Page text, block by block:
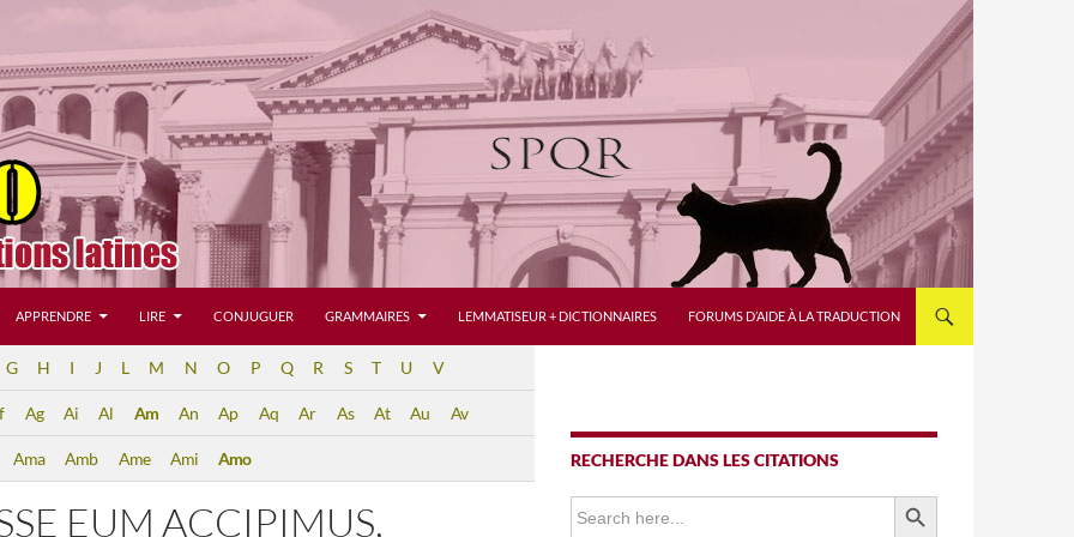
APPRENDRE LIRE CONJUGUER GRAMMAIRES LEMMATISEUR + DICTIONNAIRES FORUMS D’AIDE À LA TRADUCTION
G H I J L M N O P Q R S T U V
Ag Ai Al Am An Ap Aq Ar As At Au Av
Ama Amb Ame Ami Amo
EUM ACCIPIMUS,
RECHERCHE DANS LES CITATIONS
Search
for:
SEARCH BUTTON